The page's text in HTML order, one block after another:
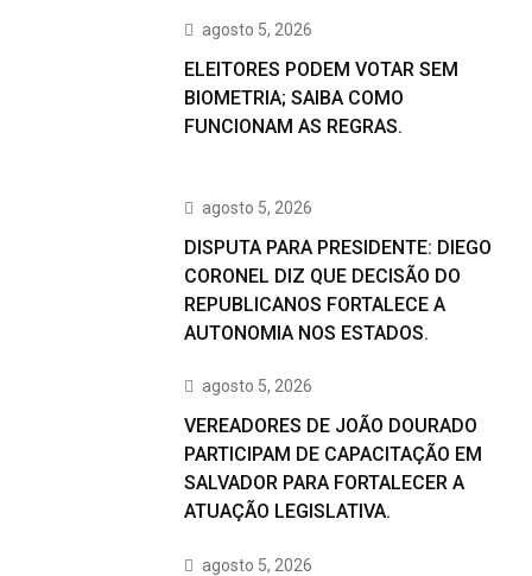
agosto 5, 2026
ELEITORES PODEM VOTAR SEM
BIOMETRIA; SAIBA COMO
FUNCIONAM AS REGRAS.
agosto 5, 2026
DISPUTA PARA PRESIDENTE: DIEGO
CORONEL DIZ QUE DECISÃO DO
REPUBLICANOS FORTALECE A
AUTONOMIA NOS ESTADOS.
agosto 5, 2026
VEREADORES DE JOÃO DOURADO
PARTICIPAM DE CAPACITAÇÃO EM
SALVADOR PARA FORTALECER A
ATUAÇÃO LEGISLATIVA.
agosto 5, 2026